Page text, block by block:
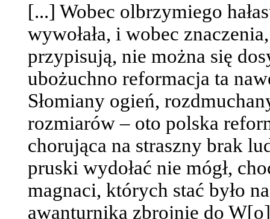
[...] Wobec olbrzymiego
wywołała, i wobec
przypisują, nie można się
ubożuchno reformacja ta
Słomiany ogień,
rozmiarów – oto polska
chorująca na straszny brak
pruski wydołać nie mógł,
magnaci, których stać było
awanturnika zbrojnie do